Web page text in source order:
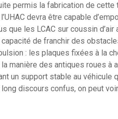
permis la fabrication de
devra être capable
que les LCAC sur coussin
de franchir des
: les plaques fixées à la
manière des antiques roues à
un support stable au véhicule
discours confus, on peut